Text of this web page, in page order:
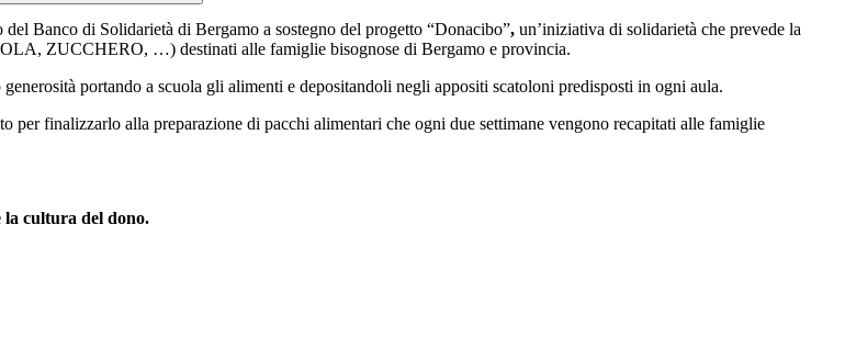
Banco di Solidarietà di Bergamo a sostegno del progetto “Donacibo”, un’iniziativa di solidarietà che prevede la
, ZUCCHERO, …) destinati alle famiglie bisognose di Bergamo e provincia.
portando a scuola gli alimenti e depositandoli negli appositi scatoloni predisposti in ogni aula.
finalizzarlo alla preparazione di pacchi alimentari che ogni due settimane vengono recapitati alle famiglie
la cultura del dono.